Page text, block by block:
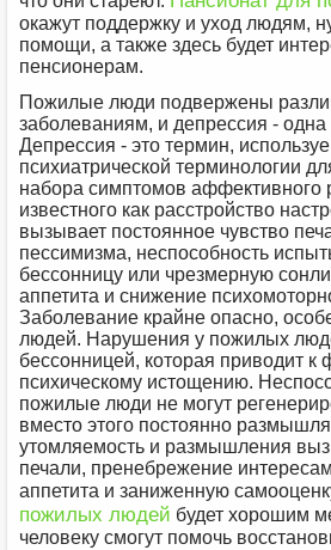
окажут поддержку и уход людям,
помощи, а также здесь будет
пенсионерам.
Пожилые люди подвержены
заболеваниям, и депрессия -
Депрессия - это термин,
психиатрической терминологии
набора симптомов аффективного
известного как расстройство
вызывает постоянное чувство
пессимизма, неспособность
бессонницу или чрезмерную
аппетита и снижение
Заболевание крайне опасно,
людей. Нарушения у пожилых
бессонницей, которая приводит к
психическому истощению.
пожилые люди не могут
вместо этого постоянно
утомляемость и размышления
печали, пренебрежение
аппетита и заниженную
пожилых людей будет хорошим
человеку смогут помочь